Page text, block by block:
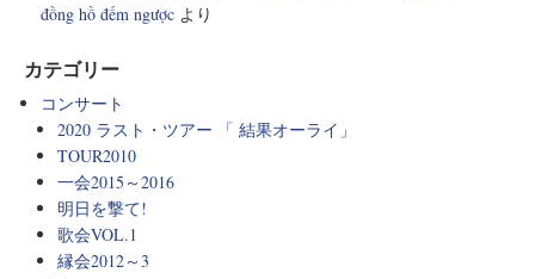
đồng hồ đếm ngược より
カテゴリー
コンサート
2020 ラスト・ツアー 「 結果オーライ」
TOUR2010
一会2015～2016
明日を撃て!
歌会VOL.1
縁会2012～3